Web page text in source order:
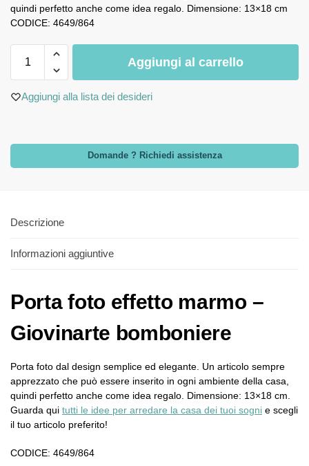
quindi perfetto anche come idea regalo. Dimensione: 13×18 cm
CODICE: 4649/864
Aggiungi al carrello
Aggiungi alla lista dei desideri
Domande ? Richiedi assistenza
Descrizione
Informazioni aggiuntive
Porta foto effetto marmo –
Giovinarte bomboniere
Porta foto dal design semplice ed elegante. Un articolo sempre
apprezzato che può essere inserito in ogni ambiente della casa,
quindi perfetto anche come idea regalo. Dimensione: 13×18 cm.
Guarda qui tutti le idee per arredare la casa dei tuoi sogni e scegli
il tuo articolo preferito!
CODICE: 4649/864